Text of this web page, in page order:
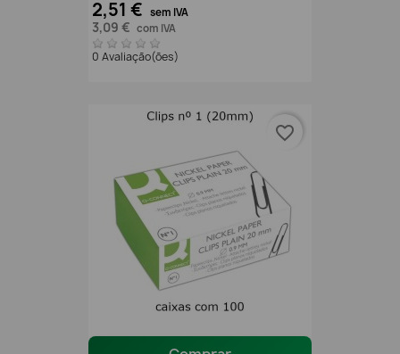
2,51 € sem IVA
3,09 € com IVA
0 Avaliação(ões)
favorite_border